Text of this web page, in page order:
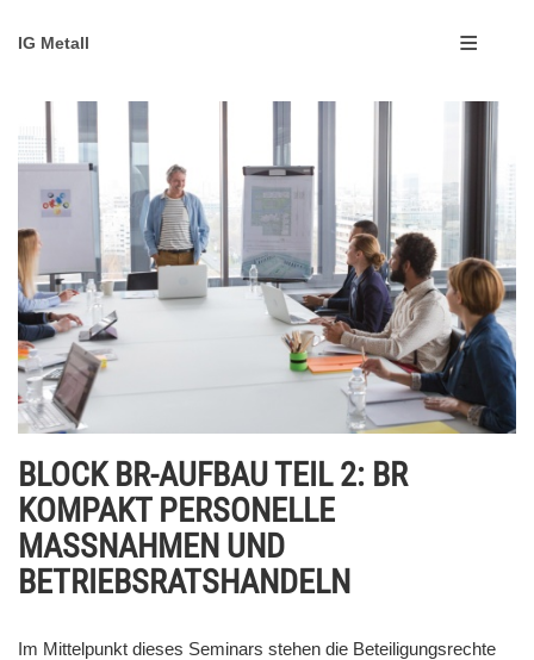
IG Metall
BLOCK BR-AUFBAU TEIL 2: BR
KOMPAKT PERSONELLE
MASSNAHMEN UND
BETRIEBSRATSHANDELN
Im Mittelpunkt dieses Seminars stehen die Beteiligungsrechte